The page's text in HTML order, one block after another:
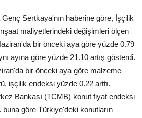
Sertkaya'nın haberine göre, İşçilik
maliyetlerindeki değişimleri ölçen
bir önceki aya göre yüzde 0.79
ayına göre yüzde 21.10 artış gösterdi.
bir önceki aya göre malzeme
işçilik endeksi yüzde 0.22 arttı.
Bankası (TCMB) konut fiyat endeksi
buna göre Türkiye'deki konutların